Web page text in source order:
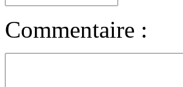
Commentaire :